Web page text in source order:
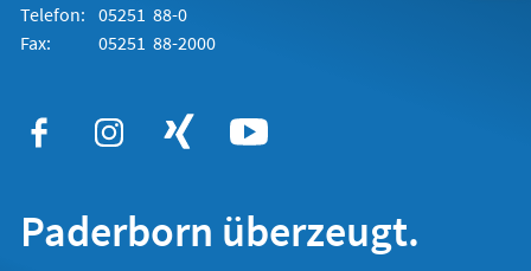
Telefon: 05251 88-0
Fax:
05251 88-2000
Paderborn überzeugt.